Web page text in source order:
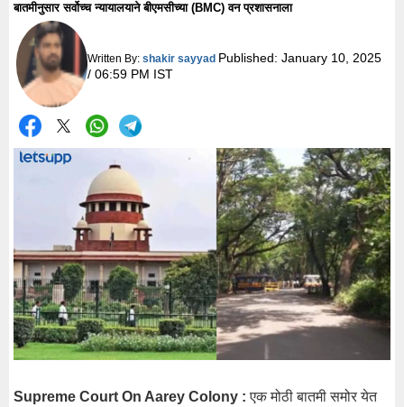
बातमीनुसार सर्वोच्च न्यायालयाने बीएमसीच्या (BMC) वन प्रशासनाला
Written By:shakir sayyad Published:January 10, 2025
/ 06:59 PM IST
Supreme Court On Aarey Colony : एक मोठी बातमी समोर येत